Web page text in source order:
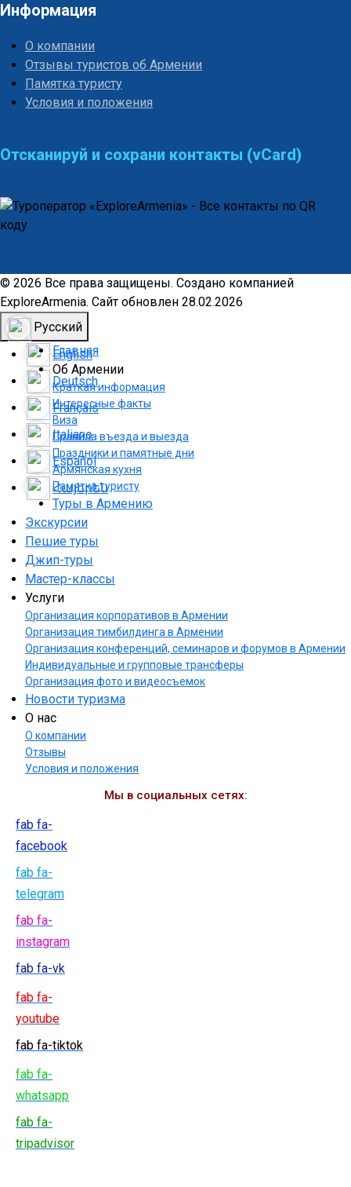
Информация
О компании
Отзывы туристов об Армении
Памятка туристу
Условия и положения
Отсканируй и сохрани контакты (vCard)
© 2026 Все права защищены. Создано компанией
ExploreArmenia. Сайт обновлен 28.02.2026
Русский
English
Deutsch
Français
Italiano
Español
Հայերեն
Главная
Об Армении
Краткая информация
Интересные факты
Виза
Правила въезда и выезда
Праздники и памятные дни
Армянская кухня
Памятка туристу
Туры в Армению
Экскурсии
Пешие туры
Джип-туры
Мастер-классы
Услуги
Организация корпоративов в Армении
Организация тимбилдинга в Армении
Организация конференций, семинаров и форумов в Армении
Индивидуальные и групповые трансферы
Организация фото и видеосъемок
Новости туризма
О нас
О компании
Отзывы
Условия и положения
Мы в социальных сетях:
fab fa-
facebook
fab fa-
telegram
fab fa-
instagram
fab fa-vk
fab fa-
youtube
fab fa-tiktok
fab fa-
whatsapp
fab fa-
tripadvisor